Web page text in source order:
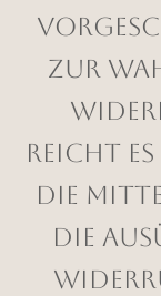
Zur
reicht es
die
die